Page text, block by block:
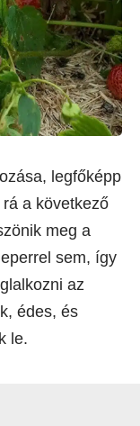
legfőképp
a következő
meg a
sem, így
az
édes, és
le.